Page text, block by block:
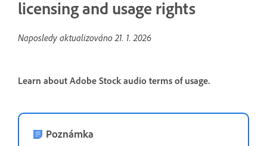
licensing and usage rights
Naposledy aktualizováno21. 1. 2026
Learn about Adobe Stock audio terms of usage.
Poznámka